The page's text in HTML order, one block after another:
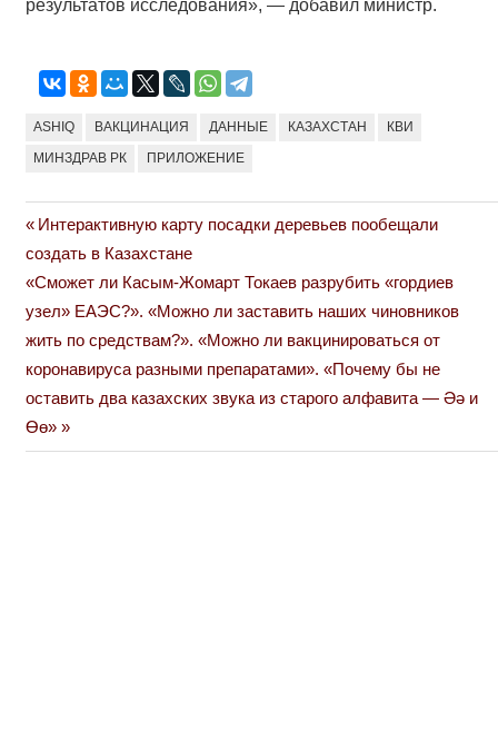
результатов исследования», — добавил министр.
ASHIQ ВАКЦИНАЦИЯ ДАННЫЕ КАЗАХСТАН КВИ
МИНЗДРАВ РК ПРИЛОЖЕНИЕ
Навигация
по
записям
Previous
Post:
Интерактивную карту посадки деревьев пообещали
создать в Казахстане
Next
Post:
«Сможет ли Касым-Жомарт Токаев разрубить «гордиев
узел» ЕАЭС?». «Можно ли заставить наших чиновников
жить по средствам?». «Можно ли вакцинироваться от
коронавируса разными препаратами». «Почему бы не
оставить два казахских звука из старого алфавита — Әә и
Өө»